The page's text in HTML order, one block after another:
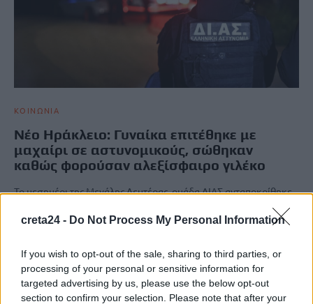
creta24 - Do Not Process My Personal Information
If you wish to opt-out of the sale, sharing to third parties, or
processing of your personal or sensitive information for
targeted advertising by us, please use the below opt-out
section to confirm your selection. Please note that after your
ΚΟΙΝΩΝΙΑ
Νέο Ηράκλειο: Γυναίκα επιτέθηκε με
μαχαίρι σε αστυνομικούς, σώθηκαν
καθώς φορούσαν αλεξίσφαιρο γιλέκο
Το μεσημέρι της Μεγάλης Δευτέρας, ομάδα ΔΙΑΣ ανταποκρίθηκε
βρισκόταν σε έξαλλη κατάσταση…
ΡΟΗ ΕΙΔΗΣΕΩΝ